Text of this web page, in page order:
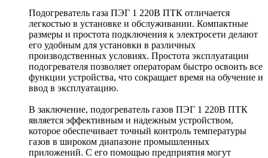
Подогреватель газа ПЭГ 1 220В ПТК отличается
легкостью в установке и обслуживании. Компактные
размеры и простота подключения к электросети делают
его удобным для установки в различных
производственных условиях. Простота эксплуатации
подогревателя позволяет операторам быстро освоить все
функции устройства, что сокращает время на обучение и
ввод в эксплуатацию.
В заключение, подогреватель газов ПЭГ 1 220В ПТК
является эффективным и надежным устройством,
которое обеспечивает точный контроль температуры
газов в широком диапазоне промышленных
приложений. С его помощью предприятия могут